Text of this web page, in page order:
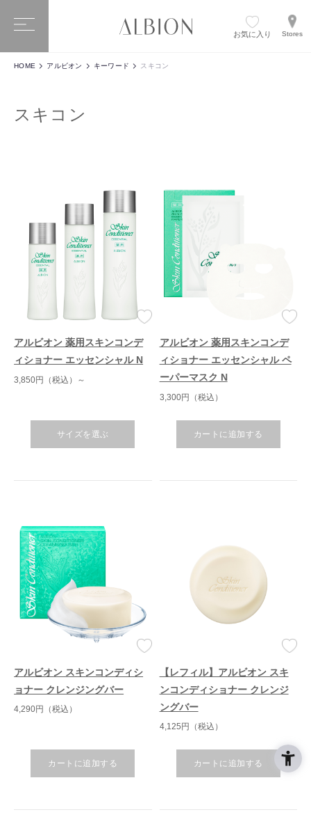
お気に入り Stores
HOME アルビオン キーワード スキコン
スキコン
アルビオン 薬用スキンコンデ
ィショナー エッセンシャル N
3,850円（税込）～
サイズを選ぶ
アルビオン 薬用スキンコンデ
ィショナー エッセンシャル ペ
ーパーマスク N
3,300円（税込）
カートに追加する
アルビオン スキンコンディシ
ョナー クレンジングバー
4,290円（税込）
カートに追加する
【レフィル】アルビオン スキ
ンコンディショナー クレンジ
ングバー
4,125円（税込）
カートに追加する